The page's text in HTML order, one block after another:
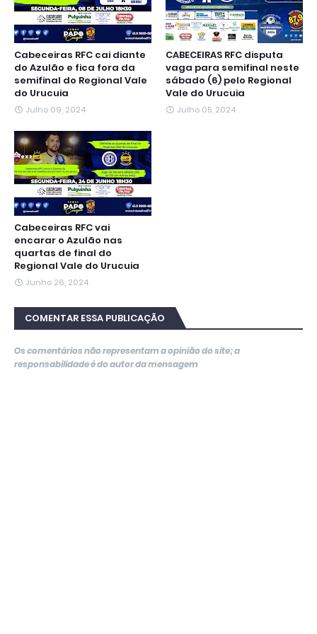
Cabeceiras RFC cai diante
do Azulão e fica fora da
semifinal do Regional Vale
do Urucuia
Julho 09, 2024
CABECEIRAS RFC disputa
vaga para semifinal neste
sábado (6) pelo Regional
Vale do Urucuia
Julho 05, 2024
Cabeceiras RFC vai
encarar o Azulão nas
quartas de final do
Regional Vale do Urucuia
Junho 26, 2024
COMENTAR ESSA PUBLICAÇÃO
Os comentários não representam a opinião do site; a
responsabilidade é do autor da mensagem